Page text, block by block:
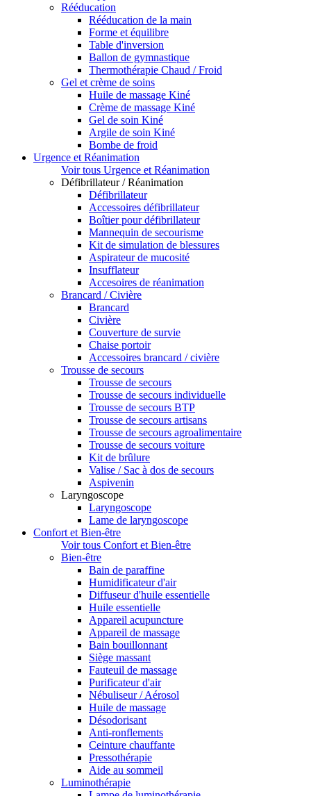
Rééducation
Rééducation de la main
Forme et équilibre
Table d'inversion
Ballon de gymnastique
Thermothérapie Chaud / Froid
Gel et crème de soins
Huile de massage Kiné
Crème de massage Kiné
Gel de soin Kiné
Argile de soin Kiné
Bombe de froid
Urgence et Réanimation
Voir tous Urgence et Réanimation
Défibrillateur / Réanimation
Défibrillateur
Accessoires défibrillateur
Boîtier pour défibrillateur
Mannequin de secourisme
Kit de simulation de blessures
Aspirateur de mucosité
Insufflateur
Accesoires de réanimation
Brancard / Civière
Brancard
Civière
Couverture de survie
Chaise portoir
Accessoires brancard / civière
Trousse de secours
Trousse de secours
Trousse de secours individuelle
Trousse de secours BTP
Trousse de secours artisans
Trousse de secours agroalimentaire
Trousse de secours voiture
Kit de brûlure
Valise / Sac à dos de secours
Aspivenin
Laryngoscope
Laryngoscope
Lame de laryngoscope
Confort et Bien-être
Voir tous Confort et Bien-être
Bien-être
Bain de paraffine
Humidificateur d'air
Diffuseur d'huile essentielle
Huile essentielle
Appareil acupuncture
Appareil de massage
Bain bouillonnant
Siège massant
Fauteuil de massage
Purificateur d'air
Nébuliseur / Aérosol
Huile de massage
Désodorisant
Anti-ronflements
Ceinture chauffante
Pressothérapie
Aide au sommeil
Luminothérapie